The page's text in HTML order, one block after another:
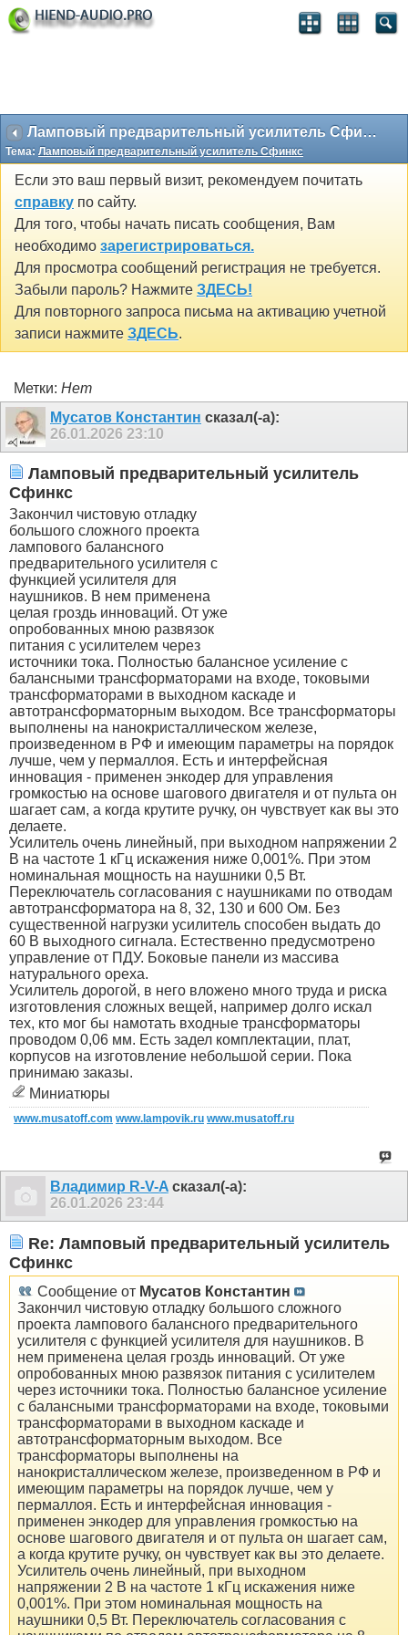
Ламповый предварительный усилитель Сфинкс
Тема: Ламповый предварительный усилитель Сфинкс
Если это ваш первый визит, рекомендуем почитать
справку по сайту.
Для того, чтобы начать писать сообщения, Вам
необходимо зарегистрироваться.
Для просмотра сообщений регистрация не требуется.
Забыли пароль? Нажмите ЗДЕСЬ!
Для повторного запроса письма на активацию учетной
записи нажмите ЗДЕСЬ.
Метки: Нет
Мусатов Константин сказал(-а):
26.01.2026 23:10
Ламповый предварительный усилитель
Сфинкс
Закончил чистовую отладку
большого сложного проекта
лампового балансного
предварительного усилителя с
функцией усилителя для
наушников. В нем применена
целая гроздь инноваций. От уже
опробованных мною развязок
питания с усилителем через
источники тока. Полностью балансное усиление с
балансными трансформаторами на входе, токовыми
трансформаторами в выходном каскаде и
автотрансформаторным выходом. Все трансформаторы
выполнены на нанокристаллическом железе,
произведенном в РФ и имеющим параметры на порядок
лучше, чем у пермаллоя. Есть и интерфейсная
инновация - применен энкодер для управления
громкостью на основе шагового двигателя и от пульта он
шагает сам, а когда крутите ручку, он чувствует как вы это
делаете.
Усилитель очень линейный, при выходном напряжении 2
В на частоте 1 кГц искажения ниже 0,001%. При этом
номинальная мощность на наушники 0,5 Вт.
Переключатель согласования с наушниками по отводам
автотрансформатора на 8, 32, 130 и 600 Ом. Без
существенной нагрузки усилитель способен выдать до
60 В выходного сигнала. Естественно предусмотрено
управление от ПДУ. Боковые панели из массива
натурального ореха.
Усилитель дорогой, в него вложено много труда и риска
изготовления сложных вещей, например долго искал
тех, кто мог бы намотать входные трансформаторы
проводом 0,06 мм. Есть задел комплектации, плат,
корпусов на изготовление небольшой серии. Пока
принимаю заказы.
Миниатюры
www.musatoff.com www.lampovik.ru www.musatoff.ru
Владимир R-V-A сказал(-а):
26.01.2026 23:44
Re: Ламповый предварительный усилитель
Сфинкс
Сообщение от Мусатов Константин
Закончил чистовую отладку большого сложного
проекта лампового балансного предварительного
усилителя с функцией усилителя для наушников. В
нем применена целая гроздь инноваций. От уже
опробованных мною развязок питания с усилителем
через источники тока. Полностью балансное усиление
с балансными трансформаторами на входе, токовыми
трансформаторами в выходном каскаде и
автотрансформаторным выходом. Все
трансформаторы выполнены на
нанокристаллическом железе, произведенном в РФ и
имеющим параметры на порядок лучше, чем у
пермаллоя. Есть и интерфейсная инновация -
применен энкодер для управления громкостью на
основе шагового двигателя и от пульта он шагает сам,
а когда крутите ручку, он чувствует как вы это делаете.
Усилитель очень линейный, при выходном
напряжении 2 В на частоте 1 кГц искажения ниже
0,001%. При этом номинальная мощность на
наушники 0,5 Вт. Переключатель согласования с